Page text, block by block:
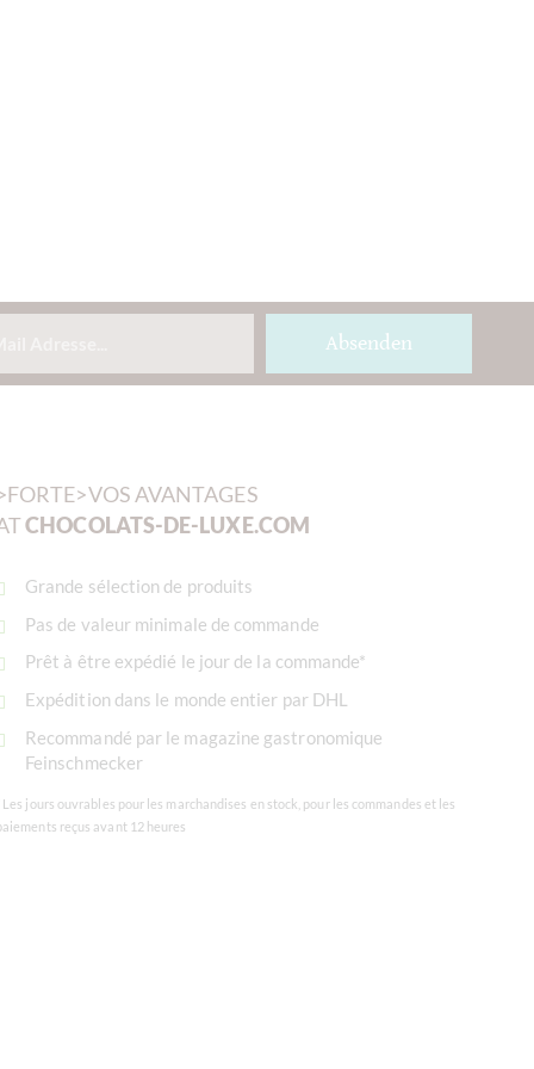
Absenden
AVANTAGES
CHOCOLATS-DE-LUXE.COM
Grande sélection de produits
Pas de valeur minimale de commande
Prêt à être expédié le jour de la commande*
Expédition dans le monde entier par DHL
Recommandé par le magazine gastronomique
Feinschmecker
Les jours ouvrables pour les marchandises en stock, pour les commandes et les
reçus avant 12 heures